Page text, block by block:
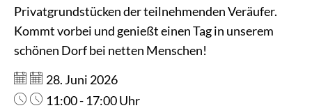
Privatgrundstücken der teilnehmenden Veräufer.
Kommt vorbei und genießt einen Tag in unserem
schönen Dorf bei netten Menschen!
Datum:
28. Juni 2026
Uhrzeit:
11:00 - 17:00 Uhr